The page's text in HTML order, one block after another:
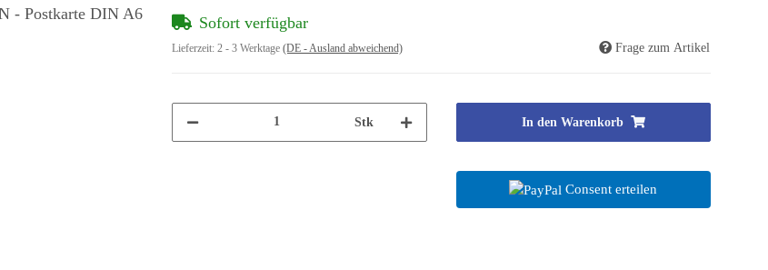
Sofort verfügbar
Lieferzeit: 2 - 3 Werktage (DE - Ausland abweichend) Frage zum Artikel
Stk In den Warenkorb
Consent erteilen